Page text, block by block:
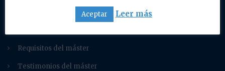
Programa del máster
Requisitos del máster
Testimonios del máster
Aceptar Leer más